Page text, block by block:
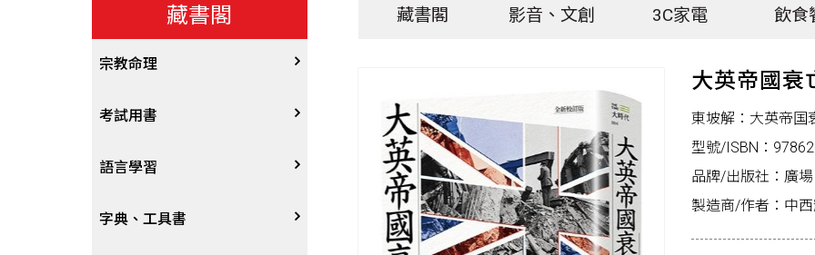
藏書閣
宗教命理
宗教
星象星座命理
考試用書
四技二專大學
國考、檢定
語言學習
英語/美語
字典、工具書
藏書閣 影音、文創 3C家電 飲食
大英帝國衰
東坡解：大英帝国
型號/ISBN：
品牌/出版社：廣場
製造商/作者：中